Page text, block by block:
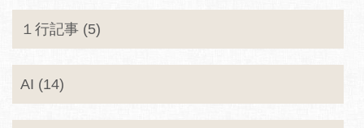
１行記事 (5)
AI (14)